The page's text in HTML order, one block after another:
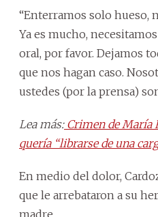
“Enterramos solo hueso,
Ya es mucho,
oral, por favor. Dejamos
que nos hagan caso.
ustedes (por la prensa)
Lea más:Crimen de María
quería “librarse de una
En medio del dolor,
que le arrebataron a su
madre.